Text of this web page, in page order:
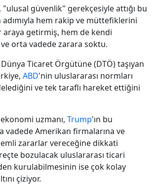
güvenlik" gerekçesiyle attığı bu
hem rakip ve müttefiklerini
araya getirmiş, hem de kendi
orta vadede zarara soktu.
Ticaret Örgütüne (DTÖ) taşıyan
ABD'nin uluslararası normları
ve tek taraflı hareket ettiğini
uzmanı, Trump'ın bu
vadede Amerikan firmalarına ve
zararlar vereceğine dikkati
bozulacak uluslararası ticari
kurulabilmesinin ise çok kolay
çiziyor.